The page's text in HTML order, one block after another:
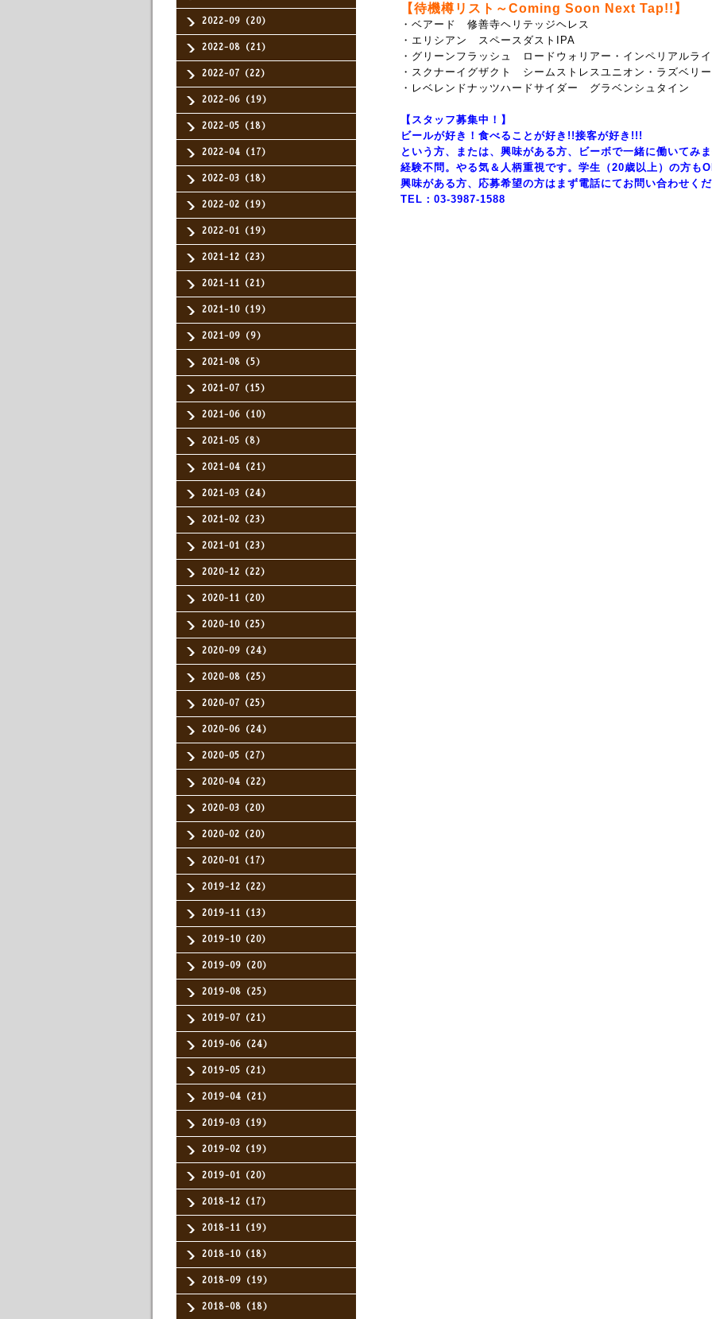
2022-09（20）
2022-08（21）
2022-07（22）
2022-06（19）
2022-05（18）
2022-04（17）
2022-03（18）
2022-02（19）
2022-01（19）
2021-12（23）
2021-11（21）
2021-10（19）
2021-09（9）
2021-08（5）
2021-07（15）
2021-06（10）
2021-05（8）
2021-04（21）
2021-03（24）
2021-02（23）
2021-01（23）
2020-12（22）
2020-11（20）
2020-10（25）
2020-09（24）
2020-08（25）
2020-07（25）
2020-06（24）
2020-05（27）
2020-04（22）
2020-03（20）
2020-02（20）
2020-01（17）
2019-12（22）
2019-11（13）
2019-10（20）
2019-09（20）
2019-08（25）
2019-07（21）
2019-06（24）
2019-05（21）
2019-04（21）
2019-03（19）
2019-02（19）
2019-01（20）
2018-12（17）
2018-11（19）
2018-10（18）
2018-09（19）
2018-08（18）
【待機樽リスト～Coming Soon Next Tap!!】
・ベアード 修善寺ヘリテッジヘレス
・エリシアン スペースダストIPA
・グリーンフラッシュ ロードウォリアー・インペリアルラ
・スクナーイグザクト シームストレスユニオン・ラズベリー
・レベレンドナッツハードサイダー グラベンシュタイン
【スタッフ募集中！】
ビールが好き！食べることが好き!!接客が好き!!!
という方、または、興味がある方、ビーボで一緒に働いてみ
経験不問。やる気＆人柄重視です。学生（20歳以上）の方も
興味がある方、応募希望の方はまず電話にてお問い合わせくだ
TEL：03-3987-1588